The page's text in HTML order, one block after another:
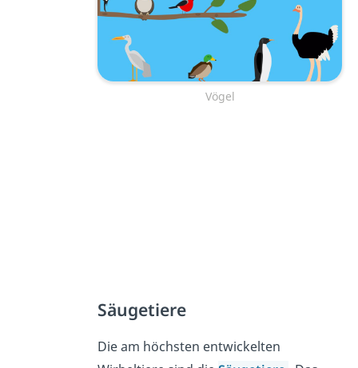
Vögel
Säugetiere
Die am höchsten entwickelten